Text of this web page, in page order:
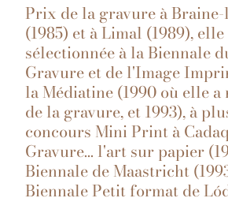
Prix de la gravure à
(1985) et à Limal (1989), elle
sélectionnée à la Biennale
Gravure et de l'Image
la Médiatine (1990 où elle
de la gravure, et 1993), à
concours Mini Print à
Gravure… l'art sur papier
Biennale de Maastricht
Biennale Petit format de